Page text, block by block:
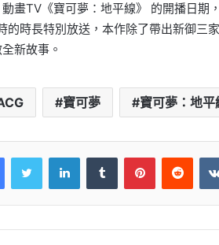
畫TV《寶可夢：地平線》 的開播日
的時長特別放送，本作除了帶出新御三
新故事。
寶可夢 寶可夢：地平
FacebookTwitter LinkedInTumblr Pinterest